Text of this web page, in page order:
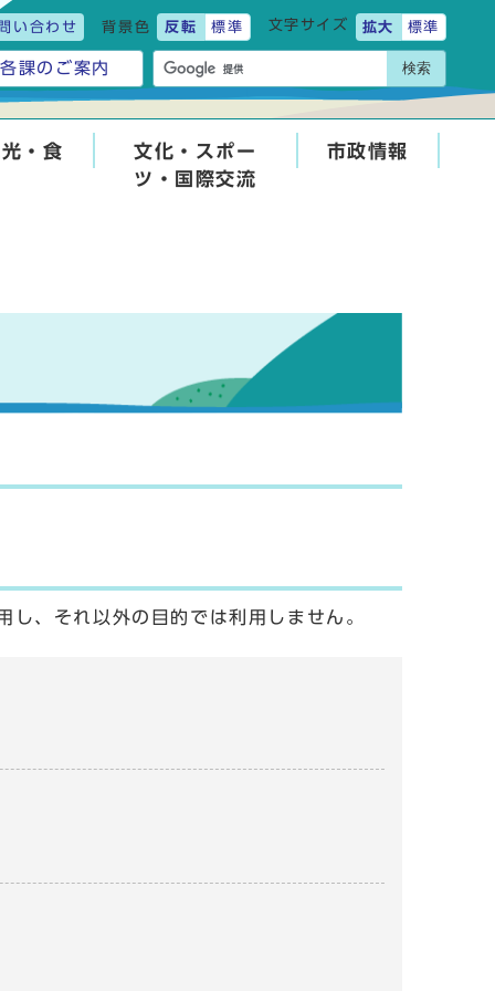
い合わせ 背景色 反転 標準 文字サイズ 拡大 標準
各課のご案内 検索
・食
文化・スポー
ツ・国際交流
市政情報
、それ以外の目的では利用しません。